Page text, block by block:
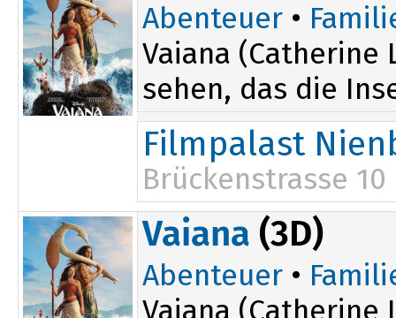
Abenteuer •
Vaiana
sehen, das die
Filmpalast
Brückenstrasse 10
16:15
Vaiana (3D)
Abenteuer •
Vaiana